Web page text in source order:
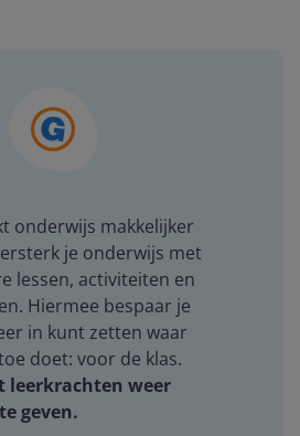
onderwijs makkelijker
je onderwijs met
lessen, activiteiten en
Hiermee bespaar je
in kunt zetten waar
doet: voor de klas.
leerkrachten weer
geven.